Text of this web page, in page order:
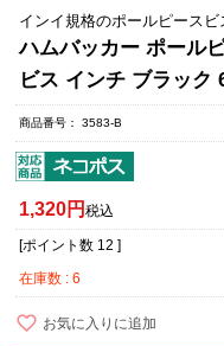
インイ規格のポールピースビ
ハムバッカー ポール
ビス インチ ブラック
商品番号 3583-B
1,320 税込
[ポイント数 12 ]
在庫数
6
お気に入りに追加